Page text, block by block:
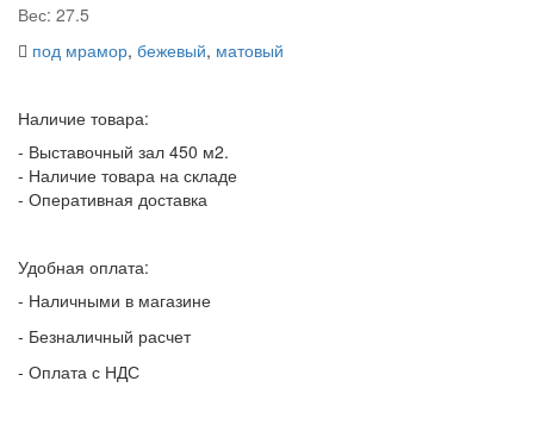
Вес: 27.5
под мрамор, бежевый, матовый
Наличие товара:
- Выставочный зал 450 м2.
- Наличие товара на складе
- Оперативная доставка
Удобная оплата:
- Наличными в магазине
- Безналичный расчет
- Оплата с НДС